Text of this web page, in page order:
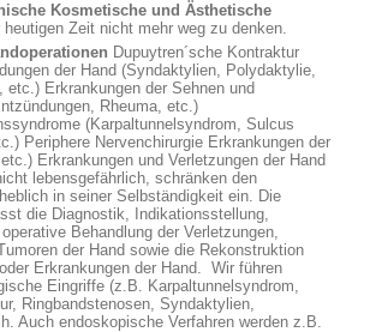
Kosmetische und Ästhetische
heutigen Zeit nicht mehr weg zu denken.
Dupuytren´sche Kontraktur
der Hand (Syndaktylien, Polydaktylie,
etc.) Erkrankungen der Sehnen und
Rheuma, etc.)
(Karpaltunnelsyndrom, Sulcus
Periphere Nervenchirurgie Erkrankungen der
Erkrankungen und Verletzungen der Hand
lebensgefährlich, schränken den
in seiner Selbständigkeit ein. Die
die Diagnostik, Indikationsstellung,
Behandlung der Verletzungen,
der Hand sowie die Rekonstruktion
Erkrankungen der Hand. Wir führen
Eingriffe (z.B. Karpaltunnelsyndrom,
Ringbandstenosen, Syndaktylien,
Auch endoskopische Verfahren werden z.B.